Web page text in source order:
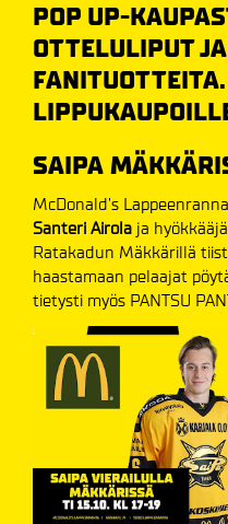
POP UP-
OTTELULIPUT
SAIPA
McDonald’s
Santeri Airola ja hyökkääjä
Ratakadun Mäkkärillä
haastamaan pelaajat
tietysti myös PANTSU